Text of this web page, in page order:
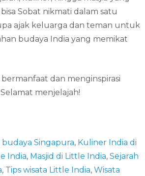
Sobat nikmati dalam satu
ajak keluarga dan teman untuk
budaya India yang memikat
dan menginspirasi
menjelajah!
budaya Singapura, Kuliner India di
India, Masjid di Little India, Sejarah
, Tips wisata Little India, Wisata